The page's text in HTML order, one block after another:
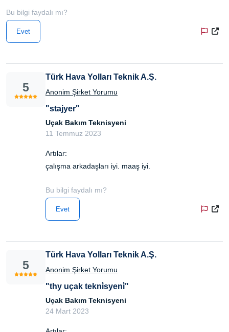
Bu bilgi faydalı mı?
Evet
5
Türk Hava Yolları Teknik A.Ş.
Anonim Şirket Yorumu
"stajyer"
Uçak Bakım Teknisyeni
11 Temmuz 2023
Artılar:
çalışma arkadaşları iyi. maaş iyi.
Bu bilgi faydalı mı?
Evet
5
Türk Hava Yolları Teknik A.Ş.
Anonim Şirket Yorumu
"thy uçak tekni̇syeni̇"
Uçak Bakım Teknisyeni
24 Mart 2023